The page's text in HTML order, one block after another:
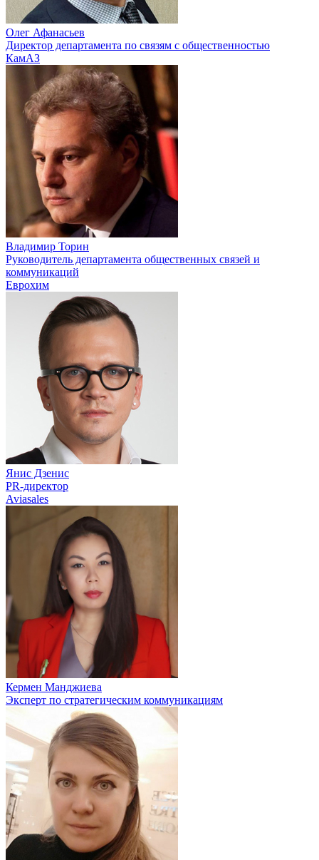
Олег Афанасьев
Директор департамента по связям с общественностью
КамАЗ
Владимир Торин
Руководитель департамента общественных связей и
коммуникаций
Еврохим
Янис Дзенис
PR-директор
Aviasales
Кермен Манджиева
Эксперт по стратегическим коммуникациям